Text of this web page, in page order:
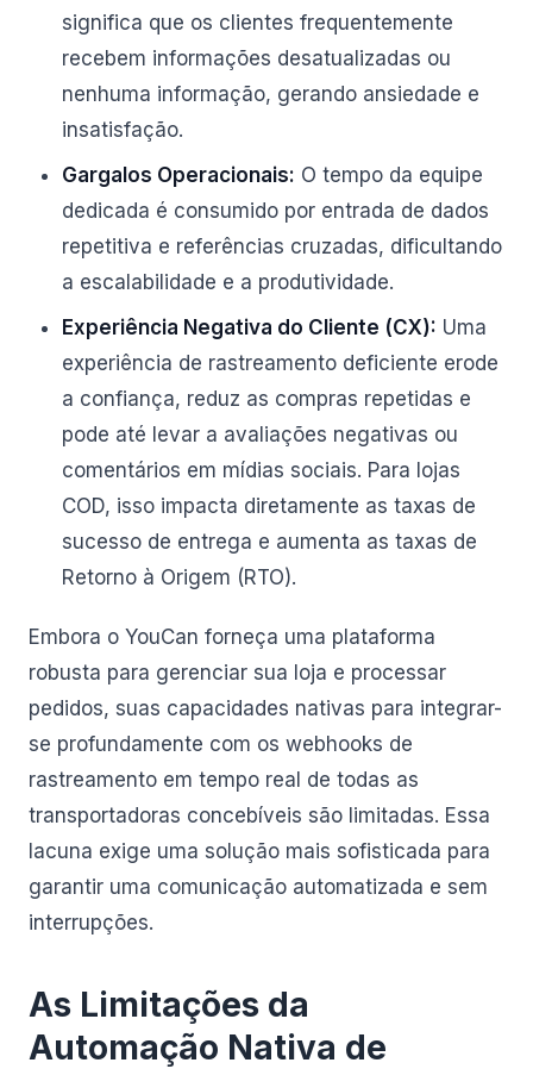
significa que os clientes frequentemente
recebem informações desatualizadas ou
nenhuma informação, gerando ansiedade e
insatisfação.
Gargalos Operacionais: O tempo da equipe
dedicada é consumido por entrada de dados
repetitiva e referências cruzadas, dificultando
a escalabilidade e a produtividade.
Experiência Negativa do Cliente (CX): Uma
experiência de rastreamento deficiente erode
a confiança, reduz as compras repetidas e
pode até levar a avaliações negativas ou
comentários em mídias sociais. Para lojas
COD, isso impacta diretamente as taxas de
sucesso de entrega e aumenta as taxas de
Retorno à Origem (RTO).
Embora o YouCan forneça uma plataforma
robusta para gerenciar sua loja e processar
pedidos, suas capacidades nativas para integrar-
se profundamente com os webhooks de
rastreamento em tempo real de todas as
transportadoras concebíveis são limitadas. Essa
lacuna exige uma solução mais sofisticada para
garantir uma comunicação automatizada e sem
interrupções.
As Limitações da
Automação Nativa de